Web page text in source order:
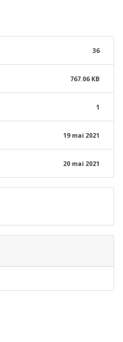
36
767.06 KB
1
19 mai 2021
20 mai 2021